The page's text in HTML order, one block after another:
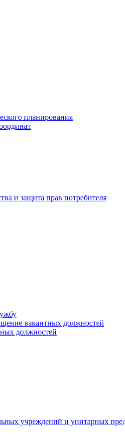
планирования
и защита прав потребителя
вакантных должностей
должностей
учреждений и унитарных